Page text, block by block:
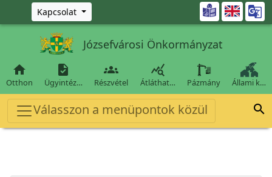
Ugrás a fő tartalomra
Kapcsolat 
Józsefvárosi Önkormányzat

Otthon

Ügyintéz…

Részvétel

Átláthat… Pázmány Állami k…
Válasszon a menüpontok közül 